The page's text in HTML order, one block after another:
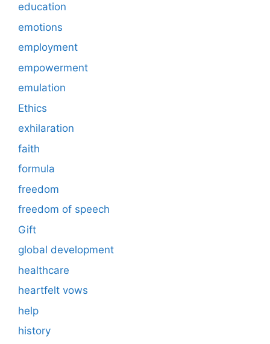
education
emotions
employment
empowerment
emulation
Ethics
exhilaration
faith
formula
freedom
freedom of speech
Gift
global development
healthcare
heartfelt vows
help
history